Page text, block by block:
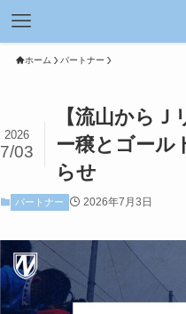
ホーム パートナー
【流山から
ー穣とゴール
らせ
2026
7/03
パートナー 2026年7月3日